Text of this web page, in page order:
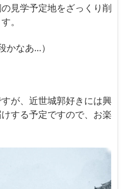
見学予定地をざっくり削
。
かなあ…）
が、近世城郭好きには興
する予定ですので、お楽